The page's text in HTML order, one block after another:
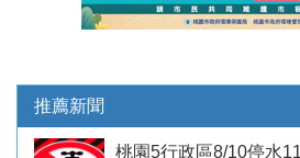
推薦新聞
桃園5行政區8/10停水